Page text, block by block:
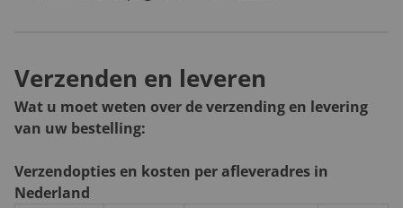
Verzenden en leveren
Wat u moet weten over de verzending en levering
van uw bestelling:
Verzendopties en kosten per afleveradres in
Nederland